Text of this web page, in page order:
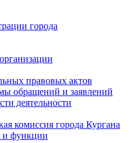
города
правовых актов
обращений и заявлений
деятельности
комиссия города Кургана
и функции